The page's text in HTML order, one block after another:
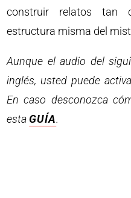
construir relatos tan
estructura misma del
Aunque el audio del
inglés, usted puede
En caso desconozca
esta GUÍA.